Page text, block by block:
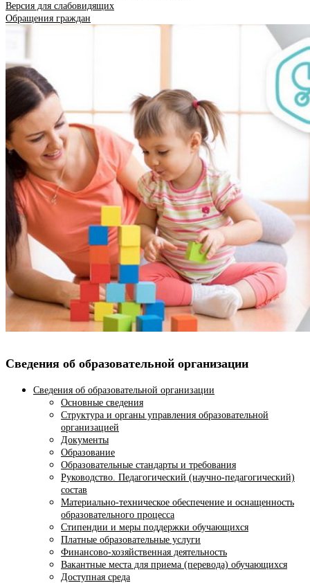
Версия для слабовидящих
Обращения граждан
Сведения об образовательной организации
Сведения об образовательной организации
Основные сведения
Структура и органы управления образовательной
организацией
Документы
Образование
Образовательные стандарты и требования
Руководство. Педагогический (научно-педагогический)
состав
Материально-техническое обеспечение и оснащенность
образовательного процесса
Стипендии и меры поддержки обучающихся
Платные образовательные услуги
Финансово-хозяйственная деятельность
Вакантные места для приема (перевода) обучающихся
Доступная среда